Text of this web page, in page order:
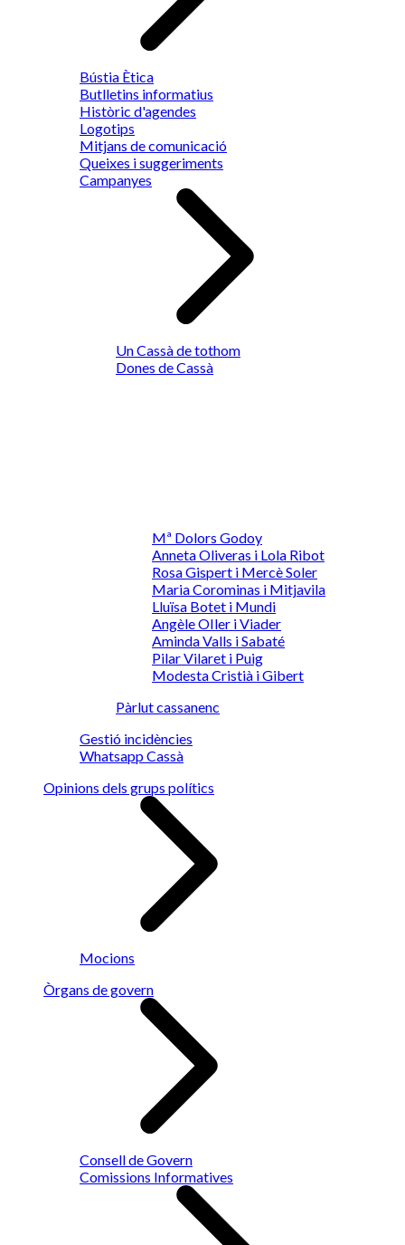
Bústia Ètica
Butlletins informatius
Històric d'agendes
Logotips
Mitjans de comunicació
Queixes i suggeriments
Campanyes
Un Cassà de tothom
Dones de Cassà
Mª Dolors Godoy
Anneta Oliveras i Lola Ribot
Rosa Gispert i Mercè Soler
Maria Corominas i Mitjavila
Lluïsa Botet i Mundi
Angèle OIler i Viader
Aminda Valls i Sabaté
Pilar Vilaret i Puig
Modesta Cristià i Gibert
Pàrlut cassanenc
Gestió incidències
Whatsapp Cassà
Opinions dels grups polítics
Mocions
Òrgans de govern
Consell de Govern
Comissions Informatives